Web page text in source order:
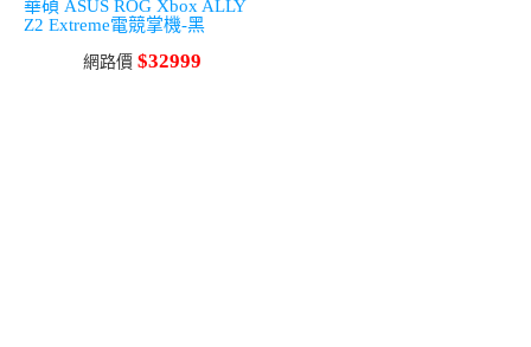
華碩 ASUS ROG Xbox ALLY
Z2 Extreme電競掌機-黑
網路價 $32999